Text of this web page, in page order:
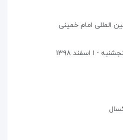
المللی امام خمینی
- ۱ اسفند ۱۳۹۸